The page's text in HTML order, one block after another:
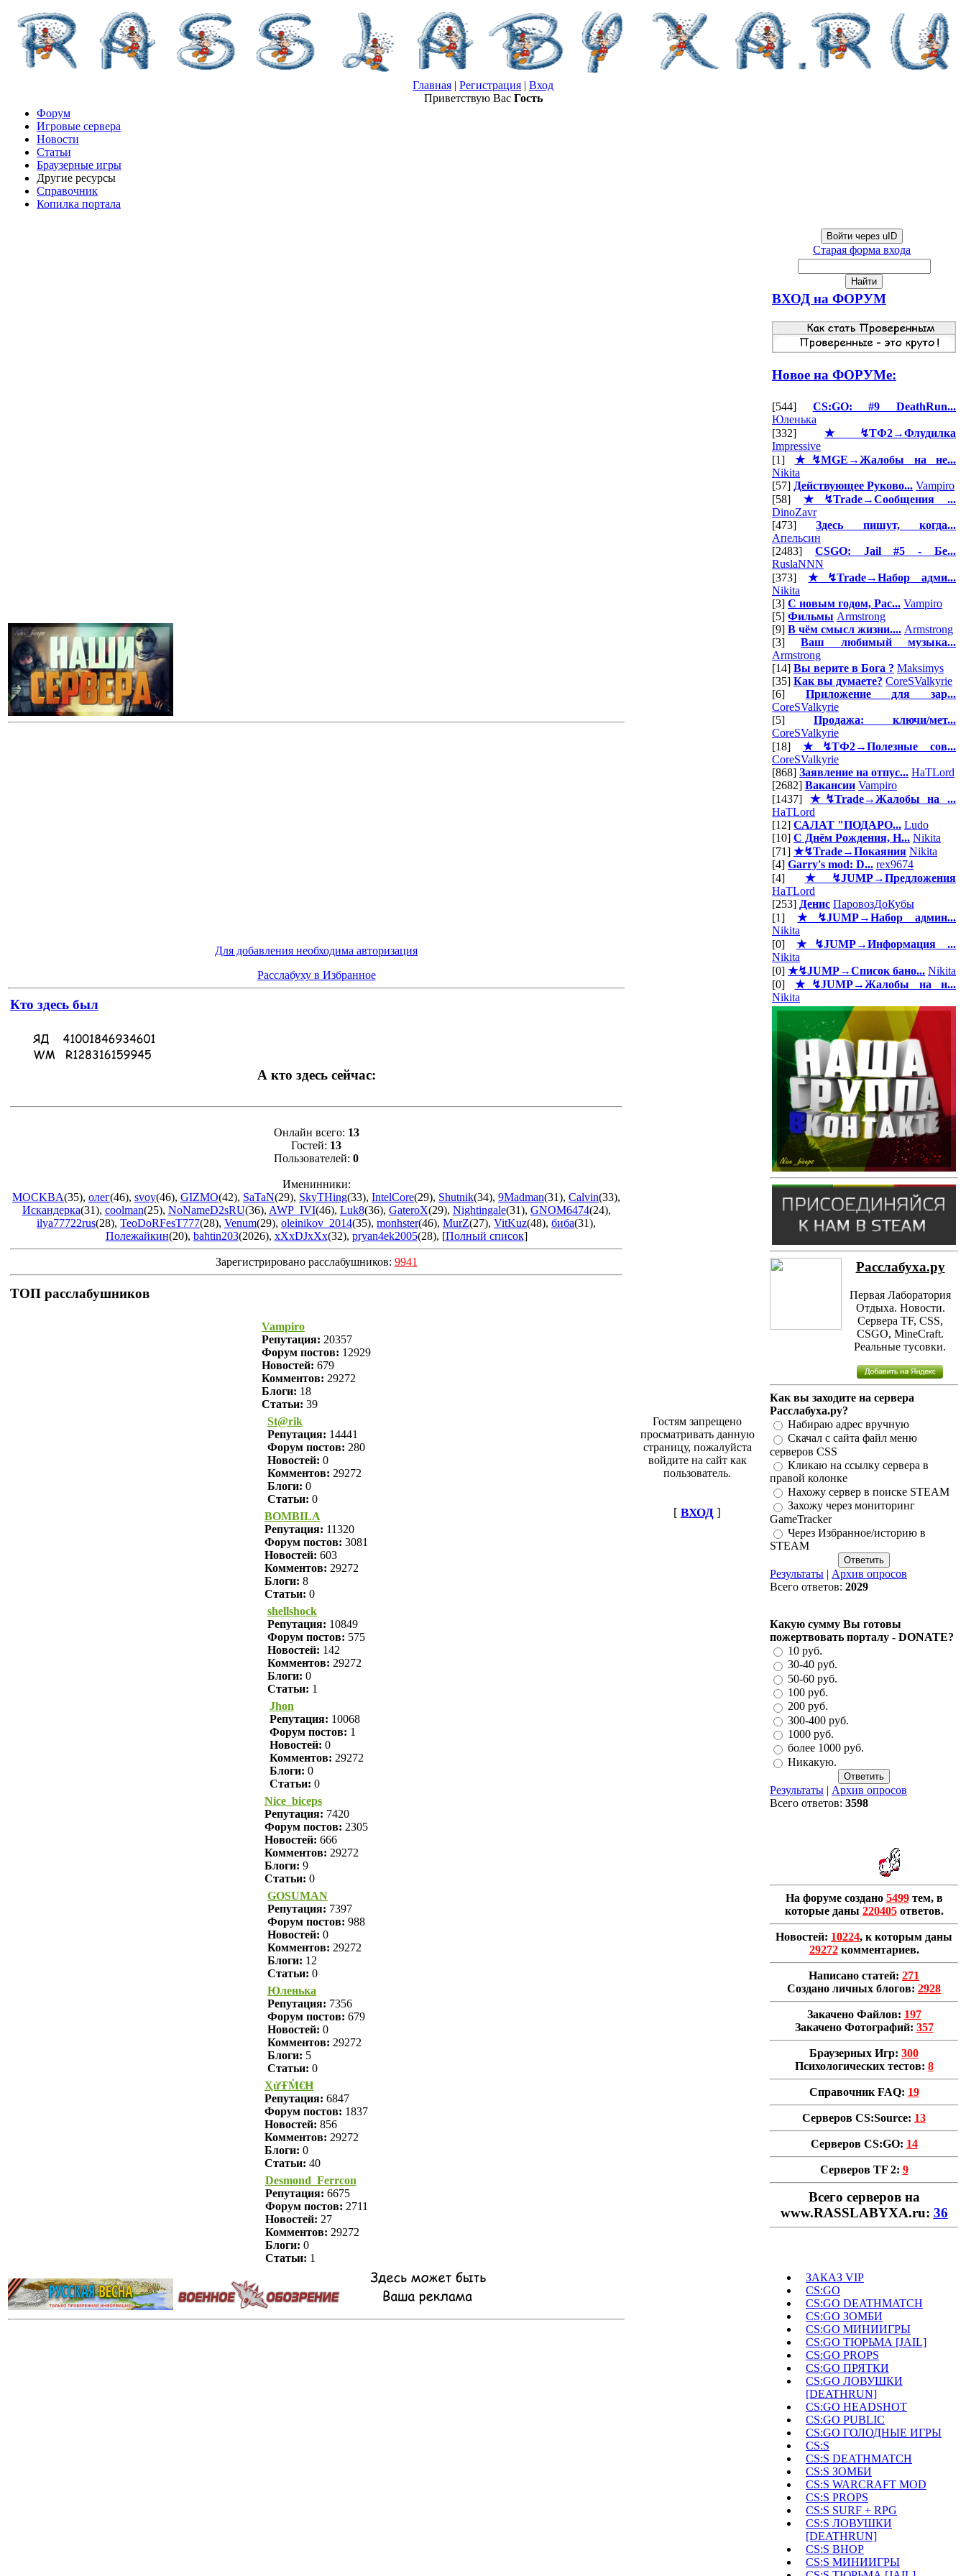
Главная | Регистрация | Вход
Приветствую Вас Гость
Форум
Игровые сервера
Новости
Статьи
Браузерные игры
Другие ресурсы
Справочник
Копилка портала
Для добавления необходима авторизация
Расслабуху в Избранное
Кто здесь был
А кто здесь сейчас:
Онлайн всего: 13
Гостей: 13
Пользователей: 0
Именинники:
MOCKBA(35), олег(46), svoy(46), GIZMO(42), SaTaN(29), SkyTHing(33), IntelCore(29), Shutnik(34), 9Madman(31), Calvin(33),
Искандерка(31), coolman(25), NoNameD2sRU(36), AWP_IVI(46), Luk8(36), GateroX(29), Nightingale(31), GNOM6474(24),
ilya77722rus(28), TeoDoRFesT777(28), Venum(29), oleinikov_2014(35), monhster(46), MurZ(27), VitKuz(48), биба(31),
Полежайкин(20), bahtin203(2026), xXxDJxXx(32), pryan4ek2005(28), [Полный список]
Зарегистрировано расслабушников: 9941
ТОП расслабушников
Vampiro
Репутация: 20357
Форум постов: 12929
Новостей: 679
Комментов: 29272
Блоги: 18
Статьи: 39
St@rik
Репутация: 14441
Форум постов: 280
Новостей: 0
Комментов: 29272
Блоги: 0
Статьи: 0
BOMBILA
Репутация: 11320
Форум постов: 3081
Новостей: 603
Комментов: 29272
Блоги: 8
Статьи: 0
shellshock
Репутация: 10849
Форум постов: 575
Новостей: 142
Комментов: 29272
Блоги: 0
Статьи: 1
Jhon
Репутация: 10068
Форум постов: 1
Новостей: 0
Комментов: 29272
Блоги: 0
Статьи: 0
Nice_biceps
Репутация: 7420
Форум постов: 2305
Новостей: 666
Комментов: 29272
Блоги: 9
Статьи: 0
GOSUMAN
Репутация: 7397
Форум постов: 988
Новостей: 0
Комментов: 29272
Блоги: 12
Статьи: 0
Юленька
Репутация: 7356
Форум постов: 679
Новостей: 0
Комментов: 29272
Блоги: 5
Статьи: 0
ҲửŦṀ€Ħ
Репутация: 6847
Форум постов: 1837
Новостей: 856
Комментов: 29272
Блоги: 0
Статьи: 40
Desmond_Ferrcon
Репутация: 6675
Форум постов: 2711
Новостей: 27
Комментов: 29272
Блоги: 0
Статьи: 1
Гостям запрещено
просматривать данную
страницу, пожалуйста
войдите на сайт как
пользователь.
[ ВХОД ]
Войти через uID
Старая форма входа
ВХОД на ФОРУМ
Новое на ФОРУМе:
[544] CS:GO: #9 DeathRun...
Юленька
[332] ★↯ТФ2→Флудилка
Impressive
[1] ★↯MGE→Жалобы на не...
Nikita
[57] Действующее Руково... Vampiro
[58] ★↯Trade→Сообщения ...
DinoZavr
[473]Здесь пишут, когда...
Апельсин
[2483] CSGO: Jail #5 - Бе...
RuslaNNN
[373]★↯Trade→Набор адми...
Nikita
[3] С новым годом, Рас... Vampiro
[5] Фильмы Armstrong
[9] В чём смысл жизни.... Armstrong
[3]Ваш любимый музыка...
Armstrong
[14] Вы верите в Бога ? Maksimys
[35] Как вы думаете? CoreSValkyrie
[6] Приложение для зар...
CoreSValkyrie
[5] Продажа: ключи/мет...
CoreSValkyrie
[18] ★↯ТФ2→Полезные сов...
CoreSValkyrie
[868] Заявление на отпус... HaTLord
[2682] Вакансии Vampiro
[1437] ★↯Trade→Жалобы на ...
HaTLord
[12] САЛАТ "ПОДАРО... Ludo
[10] С Днём Рождения, Н... Nikita
[71] ★↯Trade→Покаяния Nikita
[4] Garry's mod: D... rex9674
[4] ★↯JUMP→Предложения
HaTLord
[253] Денис ПаровозДоКубы
[1]★↯JUMP→Набор админ...
Nikita
[0] ★↯JUMP→Информация ...
Nikita
[0] ★↯JUMP→Список бано... Nikita
[0] ★↯JUMP→Жалобы на н...
Nikita
Расслабуха.ру
Первая Лаборатория
Отдыха. Новости.
Сервера TF, CSS,
CSGO, MineCraft.
Реальные тусовки.
Как вы заходите на сервера
Расслабуха.ру?
Набираю адрес вручную
Скачал с сайта файл меню
серверов CSS
Кликаю на ссылку сервера в
правой колонке
Нахожу сервер в поиске STEAM
Захожу через мониторинг
GameTracker
Через Избранное/историю в
STEAM
Результаты | Архив опросов
Всего ответов: 2029
Какую сумму Вы готовы
пожертвовать порталу - DONATE?
10 руб.
30-40 руб.
50-60 руб.
100 руб.
200 руб.
300-400 руб.
1000 руб.
более 1000 руб.
Никакую.
Результаты | Архив опросов
Всего ответов: 3598
На форуме создано 5499тем, в
которые даны 220405ответов.
Новостей: 10224, к которым даны
29272комментариев.
Написано статей: 271
Создано личных блогов: 2928
Закачено Файлов: 197
Закачено Фотографий: 357
Браузерных Игр: 300
Психологических тестов: 8
Справочник FAQ: 19
Серверов CS:Source: 13
Серверов CS:GO: 14
Серверов TF 2: 9
Всего cерверов на
www.RASSLABYXA.ru: 36
ЗАКАЗ VIP
CS:GO
CS:GO DEATHMATCH
CS:GO ЗОМБИ
CS:GO МИНИИГРЫ
CS:GO ТЮРЬМА [JAIL]
CS:GO PROPS
CS:GO ПРЯТКИ
CS:GO ЛОВУШКИ
[DEATHRUN]
CS:GO HEADSHOT
CS:GO PUBLIC
CS:GO ГОЛОДНЫЕ ИГРЫ
CS:S
CS:S DEATHMATCH
CS:S ЗОМБИ
CS:S WARCRAFT MOD
CS:S PROPS
CS:S SURF + RPG
CS:S ЛОВУШКИ
[DEATHRUN]
CS:S BHOP
CS:S МИНИИГРЫ